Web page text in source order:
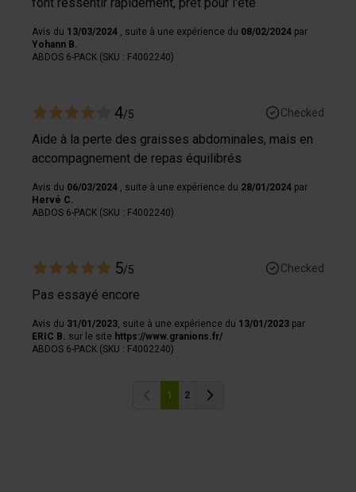
Avis du 13/03/2024 , suite à une expérience du 08/02/2024 par
Yohann B.
ABDOS 6-PACK (SKU : F4002240)
4/5 Checked
Aide à la perte des graisses abdominales, mais en
accompagnement de repas équilibrés
Avis du 06/03/2024 , suite à une expérience du 28/01/2024 par
Hervé C.
ABDOS 6-PACK (SKU : F4002240)
5/5 Checked
Pas essayé encore
Avis du 31/01/2023 , suite à une expérience du 13/01/2023 par
ERIC B.
sur le site https://www.granions.fr/
ABDOS 6-PACK (SKU : F4002240)
Previous
1 2
Previous